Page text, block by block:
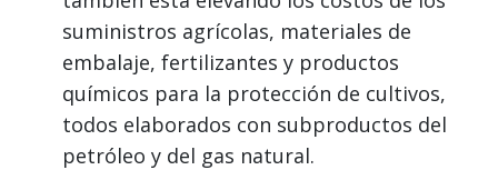
suministros agrícolas, materiales de
embalaje, fertilizantes y productos
químicos para la protección de cultivos,
todos elaborados con subproductos del
petróleo y del gas natural.